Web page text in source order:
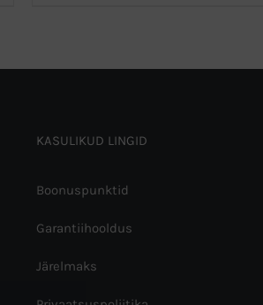
KASULIKUD LINGID
Boonuspunktid
Garantiihooldus
Järelmaks